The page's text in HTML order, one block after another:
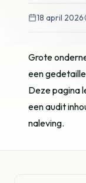
18 april 2026·
Grote
een
Deze pagina
een audit
naleving.